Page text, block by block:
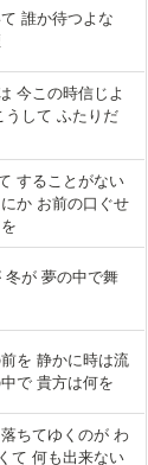
誰か待つよな
今この時信じよ
うして ふたりだ
することがない
か お前の口ぐせ
冬が 夢の中で舞
を 静かに時は流
で 貴方は何を
ちてゆくのが わ
て 何も出来ない